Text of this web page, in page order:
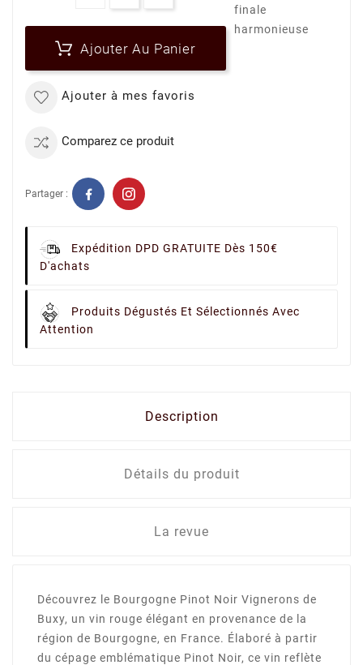
finale
harmonieuse
Ajouter Au Panier
Ajouter à mes favoris
Comparez ce produit
Partager :
Expédition DPD GRATUITE Dès 150€
D'achats
Produits Dégustés Et Sélectionnés Avec
Attention
Description
Détails du produit
La revue
Découvrez le Bourgogne Pinot Noir Vignerons de
Buxy, un vin rouge élégant en provenance de la
région de Bourgogne, en France. Élaboré à partir
du cépage emblématique Pinot Noir, ce vin reflète